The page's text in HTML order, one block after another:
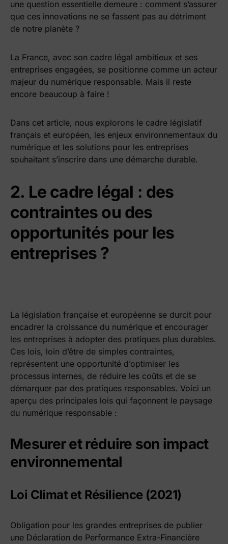
une question essentielle demeure : comment s’assurer
que ces innovations ne se fassent pas au détriment
de notre planète ?
La France, avec son cadre légal ambitieux et ses
entreprises engagées, se positionne comme un acteur
majeur du numérique responsable. Mais il reste
encore beaucoup à faire !
Dans cet article, nous explorons le cadre législatif
français et européen, les enjeux environnementaux du
numérique et les solutions pour les entreprises
souhaitant s’inscrire dans une démarche durable.
2. Le cadre légal : des
contraintes ou des
opportunités pour les
entreprises ?
La législation française et européenne se durcit pour
encadrer la croissance du numérique et encourager
les entreprises à adopter des pratiques plus durables.
Ces lois, loin d’être de simples contraintes,
représentent une opportunité d’optimiser les
processus internes, de réduire les coûts et de se
démarquer par des pratiques responsables. Voici un
aperçu des principales lois qui façonnent le paysage
du numérique responsable :
Mesurer et réduire son impact
environnemental
Loi Climat et Résilience (2021)
Obligation pour les grandes entreprises de publier
une Déclaration de Performance Extra-Financière